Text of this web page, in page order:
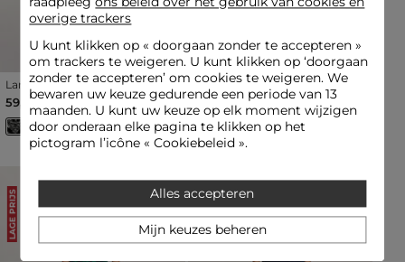
Lange jurk met hoge kraag
meerkleurig vrouw
59,00 €
Korte jurk met open rug
framboosroze vrouw
49,00 €
LAGE PRIJS LAGE PRIJS
overige trackers
U kunt klikken op « doorgaan zonder te accepteren»
om trackers te weigeren. U kunt klikken op ‘doorgaan
zonder te accepteren’ om cookies te weigeren. We
bewaren uw keuze gedurende een periode van 13
maanden. U kunt uw keuze op elk moment wijzigen
door onderaan elke pagina te klikken op het
pictogram l’icône « Cookiebeleid ».
Alles accepteren
Mijn keuzes beheren